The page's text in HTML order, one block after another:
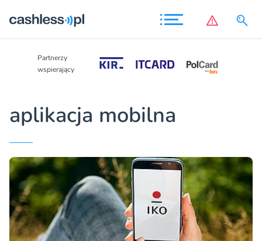
Partnerzy
wspierający
aplikacja mobilna